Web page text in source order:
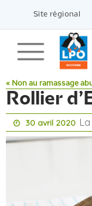
contenu
Site régional
« Non au ramassage
Rollier
30 avril 2020